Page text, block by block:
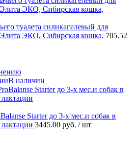
туалета силикагелевый для
ЭКО, Сибирская кошка, 705.52
В наличии
Starter до 3-х мес.и собак в
3445.00 руб. / шт